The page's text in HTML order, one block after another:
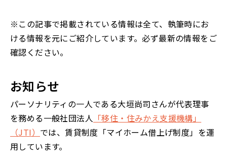
※この記事で掲載されている情報は全て、執筆時にお
ける情報を元にご紹介しています。必ず最新の情報をご
確認ください。
お知らせ
パーソナリティの一人である大垣尚司さんが代表理事
を務める一般社団法人 「移住・住みかえ支援機構」
（JTI） では、賃貸制度「マイホーム借上げ制度」を運
用しています。